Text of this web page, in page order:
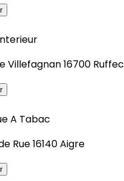
Villefagnan 16700 Ruffec
A Tabac
Rue 16140 Aigre